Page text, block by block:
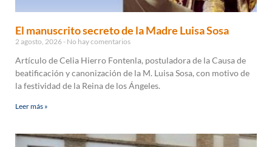
El manuscrito secreto de la Madre Luisa Sosa
2 agosto, 2026 No hay comentarios
Artículo de Celia Hierro Fontenla, postuladora de la Causa de
beatificación y canonización de la M. Luisa Sosa, con motivo de
la festividad de la Reina de los Ángeles.
Leer más »